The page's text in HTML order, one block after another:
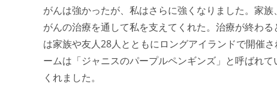
がんは強かったが、私はさらに強くなりました。家
がんの治療を通して私を支えてくれた。治療が終わ
は家族や友人28人とともにロングアイランドで開催
ームは「ジャニスのパープルペンギンズ」と呼ばれ
くれました。